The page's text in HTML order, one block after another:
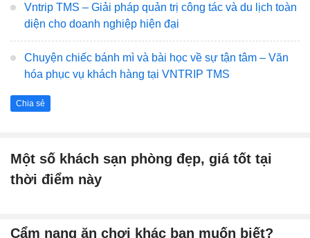
Vntrip TMS – Giải pháp quản trị công tác và du lịch toàn
diện cho doanh nghiệp hiện đại
Chuyện chiếc bánh mì và bài học về sự tận tâm – Văn
hóa phục vụ khách hàng tại VNTRIP TMS
Chia sẻ
Một số khách sạn phòng đẹp, giá tốt tại
thời điểm này
Cẩm nang ăn chơi khác bạn muốn biết?